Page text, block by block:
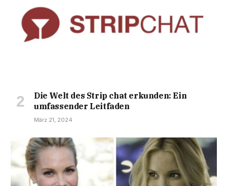
Die Welt des Strip chat erkunden: Ein
umfassender Leitfaden
März 21, 2024